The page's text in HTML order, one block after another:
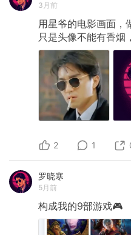
3月前
用星爷的电影画面
只是头像不能有香烟
2 1
罗晓寒
5月前
构成我的9部游戏🎮